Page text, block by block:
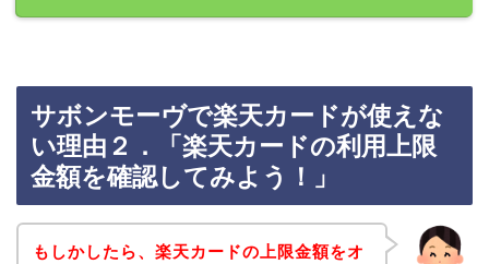
サボンモーヴで楽天カードが使えな
い理由２．「楽天カードの利用上限
金額を確認してみよう！」
もしかしたら、楽天カードの上限金額をオ